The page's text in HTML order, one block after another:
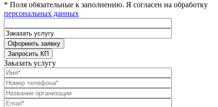
* Поля обязательные к заполнению. Я согласен на обработку
персональных данных
Заказать услугу